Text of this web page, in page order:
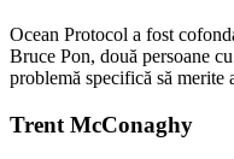
Ocean Protocol a fost
Bruce Pon, două persoane
problemă specifică să merite
Trent McConaghy